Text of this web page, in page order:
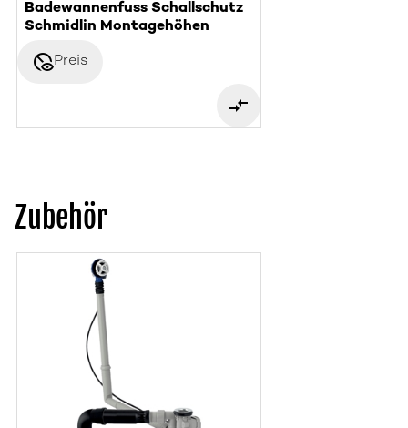
Badewannenfuss Schallschutz
Schmidlin Montagehöhen
disabled_visiblePreis
Zubehör